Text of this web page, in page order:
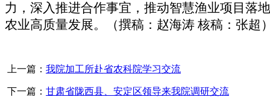
力，深入推进合作事宜，推动智慧渔业项目落
农业高质量发展。（撰稿：赵海涛 核稿：张超
上一篇： 我院加工所赴省农科院学习交流
下一篇： 甘肃省陇西县、安定区领导来我院调研交流